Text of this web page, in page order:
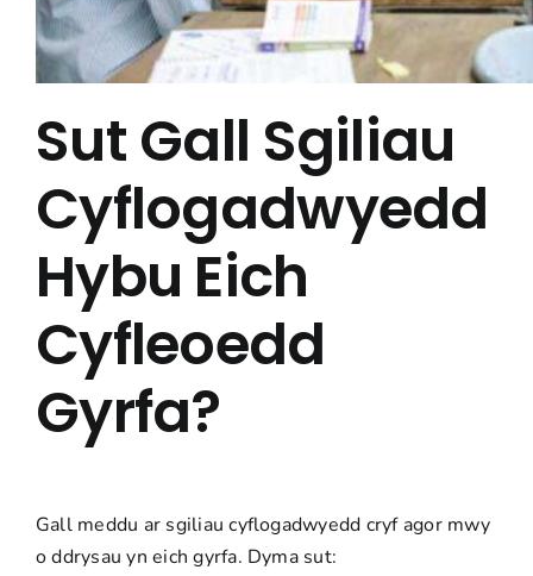
Sut Gall Sgiliau
Cyflogadwyedd
Hybu Eich
Cyfleoedd
Gyrfa?
Gall meddu ar sgiliau cyflogadwyedd cryf agor mwy
o ddrysau yn eich gyrfa. Dyma sut: